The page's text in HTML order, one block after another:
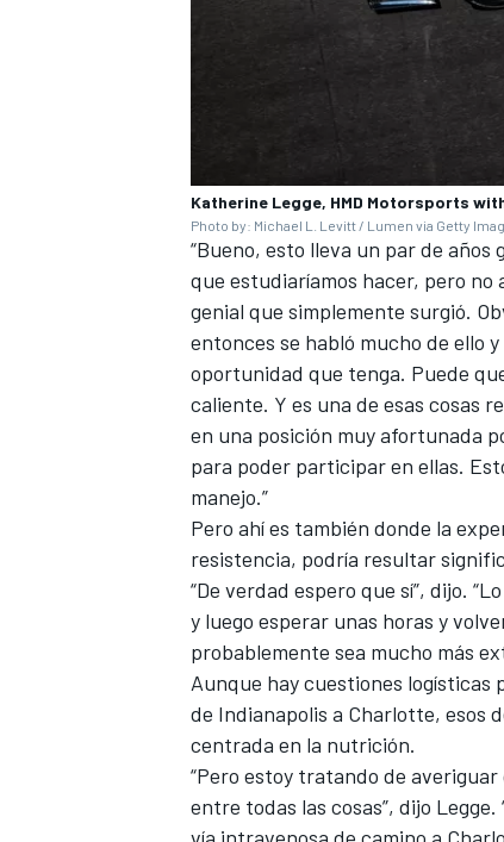
Katherine Legge, HMD Motorsports
Photo by: Michael L. Levitt / Lumen via Getty
“Bueno, esto lleva un par de años
que estudiaríamos hacer, pero
genial que simplemente surgió.
entonces se habló mucho de ello
oportunidad que tenga. Puede
caliente. Y es una de esas cosas
en una posición muy afortunada
para poder participar en ellas.
manejo.”
Pero ahí es también donde la
resistencia, podría resultar
“De verdad espero que sí”, dijo.
y luego esperar unas horas y
probablemente sea mucho más
Aunque hay cuestiones
de Indianapolis a Charlotte, esos
centrada en la nutrición.
“Pero estoy tratando de
entre todas las cosas”, dijo